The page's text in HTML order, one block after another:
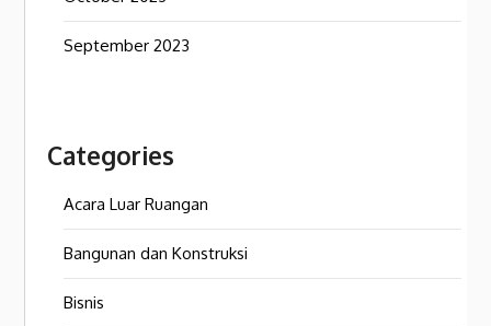
September 2023
Categories
Acara Luar Ruangan
Bangunan dan Konstruksi
Bisnis